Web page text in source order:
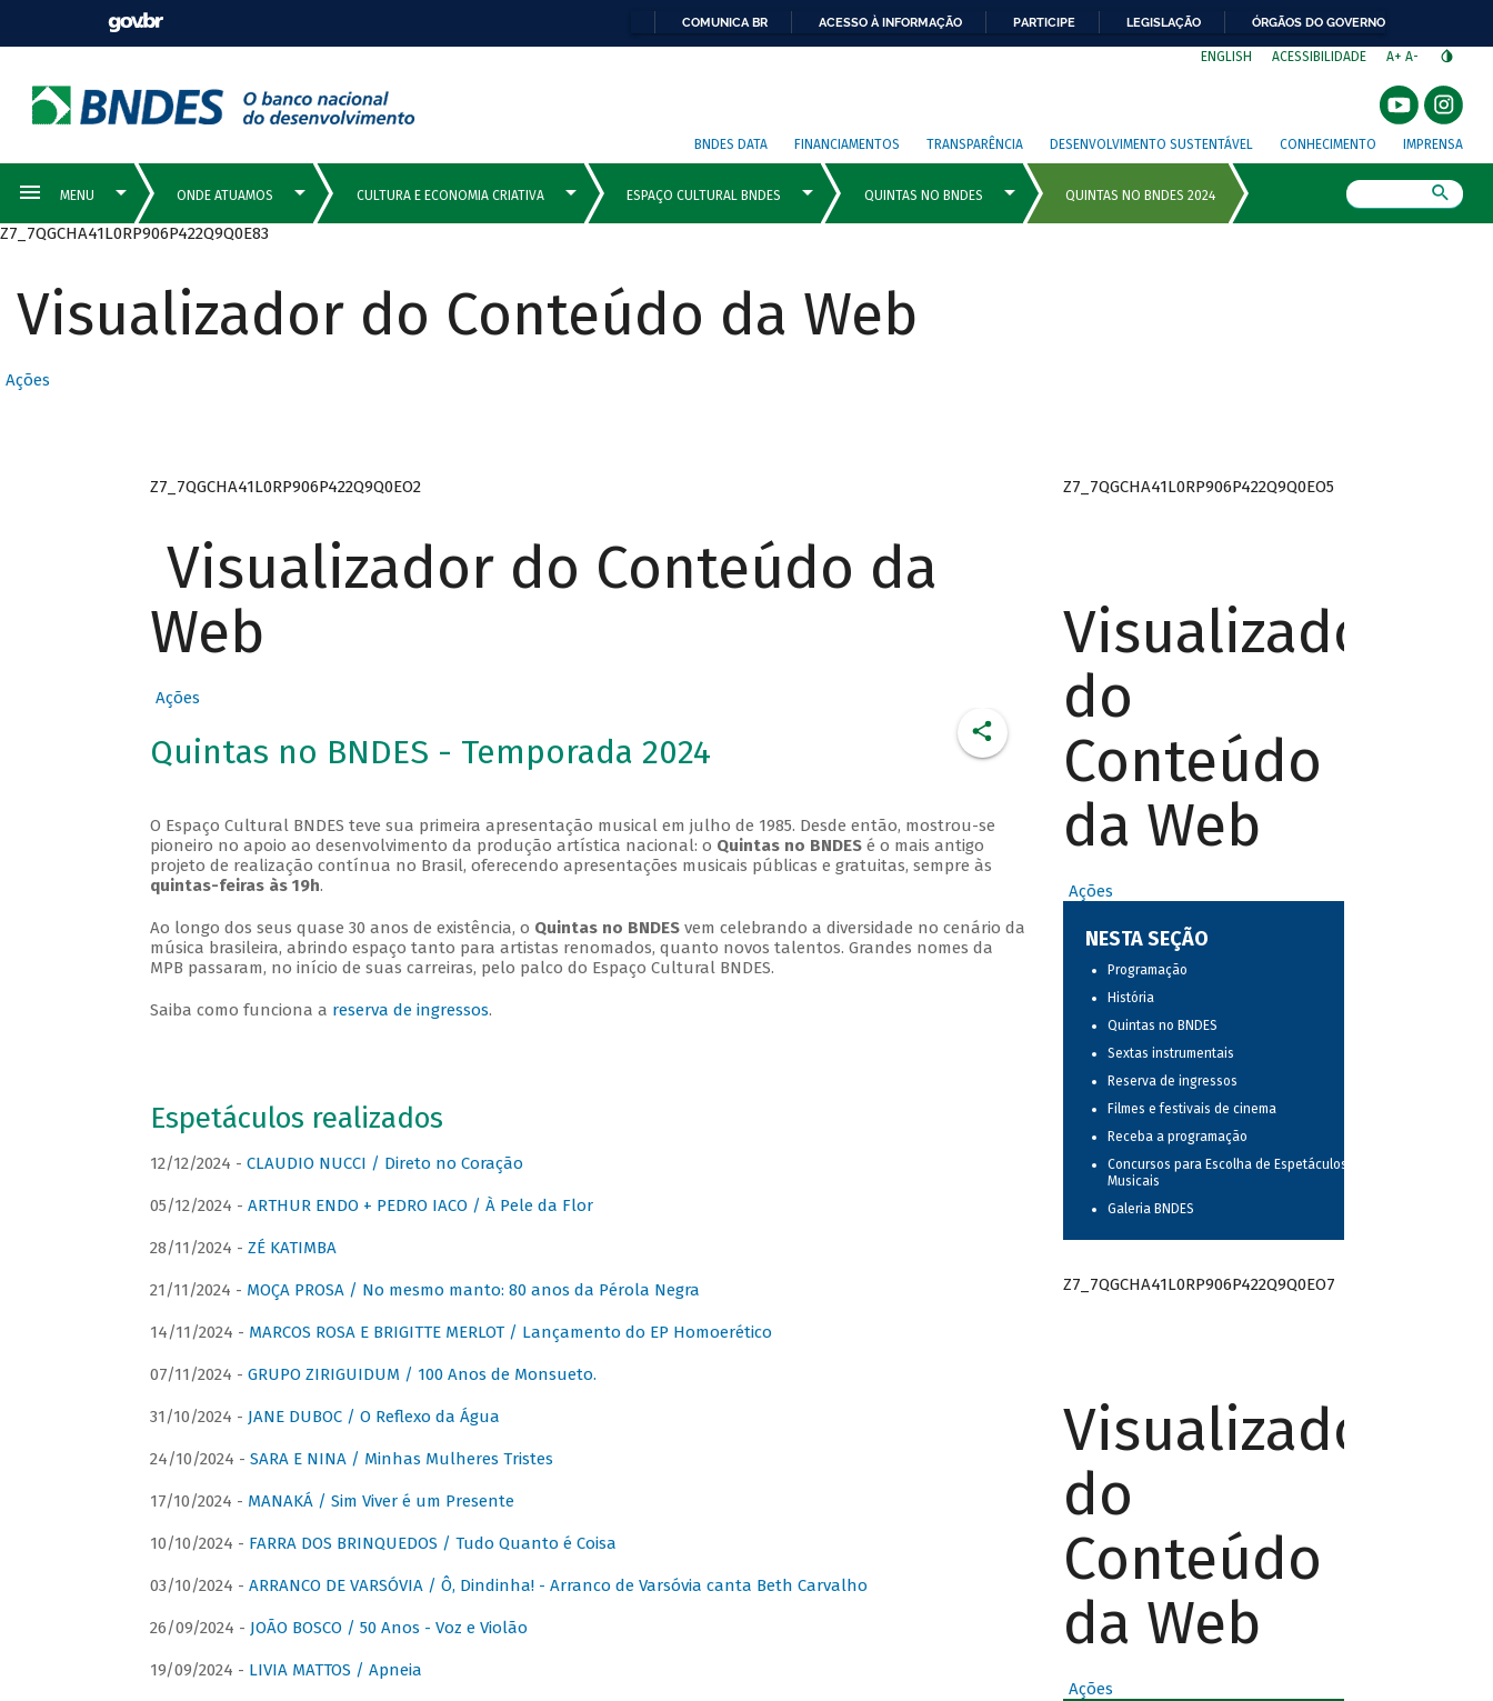
COMUNICA BR ACESSO À INFORMAÇÃO PARTICIPE LEGISLAÇÃO ÓRGÃOS DO GOVERNO
ENGLISH ACESSIBILIDADE A+ A-
BNDES DATA FINANCIAMENTOS TRANSPARÊNCIA DESENVOLVIMENTO SUSTENTÁVEL CONHECIMENTO IMPRENSA
Z7_7QGCHA41L0RP906P422Q9Q0E83
Visualizador do Conteúdo da Web
Ações
Z7_7QGCHA41L0RP906P422Q9Q0EO2
Visualizador do Conteúdo da
Web
Ações
Quintas no BNDES - Temporada 2024
O Espaço Cultural BNDES teve sua primeira apresentação musical em julho de 1985. Desde então, mostrou-se
pioneiro no apoio ao desenvolvimento da produção artística nacional: o Quintas no BNDESé o mais antigo
projeto de realização contínua no Brasil, oferecendo apresentações musicais públicas e gratuitas, sempre às
quintas-feiras às 19h.
Ao longo dos seus quase 30 anos de existência, o Quintas no BNDESvem celebrando a diversidade no cenário da
música brasileira, abrindo espaço tanto para artistas renomados, quanto novos talentos. Grandes nomes da
MPB passaram, no início de suas carreiras, pelo palco do Espaço Cultural BNDES.
Saiba como funciona a reserva de ingressos.
Espetáculos realizados
12/12/2024 - CLAUDIO NUCCI / Direto no Coração
05/12/2024 - ARTHUR ENDO + PEDRO IACO / À Pele da Flor
28/11/2024 - ZÉ KATIMBA
21/11/2024 - MOÇA PROSA / No mesmo manto: 80 anos da Pérola Negra
14/11/2024 - MARCOS ROSA E BRIGITTE MERLOT / Lançamento do EP Homoerético
07/11/2024 - GRUPO ZIRIGUIDUM / 100 Anos de Monsueto.
31/10/2024 - JANE DUBOC / O Reflexo da Água
24/10/2024 - SARA E NINA / Minhas Mulheres Tristes
17/10/2024 - MANAKÁ / Sim Viver é um Presente
10/10/2024 - FARRA DOS BRINQUEDOS / Tudo Quanto é Coisa
03/10/2024 - ARRANCO DE VARSÓVIA / Ô, Dindinha! - Arranco de Varsóvia canta Beth Carvalho
26/09/2024 - JOÃO BOSCO / 50 Anos - Voz e Violão
19/09/2024 - LIVIA MATTOS / Apneia
Z7_7QGCHA41L0RP906P422Q9Q0EO5
Visualizador
do
Conteúdo
da Web
Ações
NESTA SEÇÃO
Programação
História
Quintas no BNDES
Sextas instrumentais
Reserva de ingressos
Filmes e festivais de cinema
Receba a programação
Concursos para Escolha de Espetáculos
Musicais
Galeria BNDES
Z7_7QGCHA41L0RP906P422Q9Q0EO7
Visualizador
do
Conteúdo
da Web
Ações